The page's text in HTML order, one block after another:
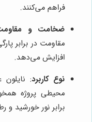
فراهم می‌کنند.
ضخامت و
مقاومت در برابر
افزایش می‌دهد.
نوع کاربرد:
محیطی پروژه
برابر نور خورشید و